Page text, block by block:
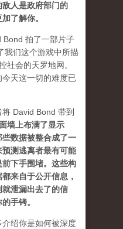
敌人是政府部门的
了解你。
Bond 拍了一部片子
我们这个游戏中所描
会的天罗地网。
天这一切的难度已
David Bond 带到
墙上布满了显示
数据被整合成了一
测逃离者最有可能
下手围堵。这些构
来自于公开信息，
泄漏出去了的信
手铐。
绍你是如何被深度